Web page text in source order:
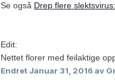
Se også Drep flere
Edit:
Nettet florer med feilaktige
Endret Januar 31, 2016 av